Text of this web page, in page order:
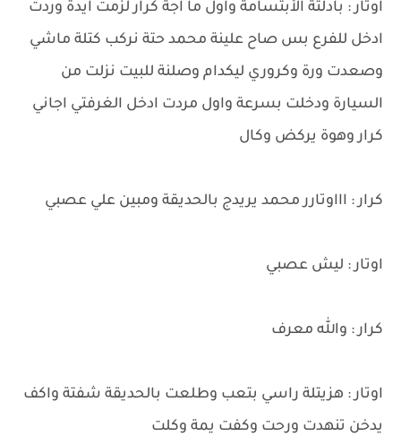
اوتار : بادلتة الأبتسامة واول ما اجة كرار لزمت ايدة وردت
ادخل للفرع بس صاح علينة محمد حتة نركب كتلة ماشي
وصعدت ورة وكروري ليكدام وصلنة للبيت نزلت من
السيارة ودخلت بسرعة واول مردت ادخل الغرفتي اجاني
كرار وهوة يركض وكال
كرار : اااوتارر محمد يريدج بالحديقة ومبين علي عصبي
اوتار : ليش عصبي
كرار : والله معرف
اوتار : هزيتلة راسي بتعب وطلعت بالحديقة شفتة واكف
يدخن تنهدت ورحت وكفت يمة وكلت